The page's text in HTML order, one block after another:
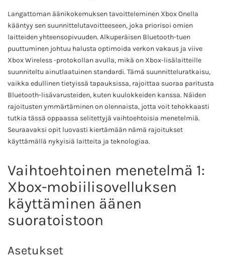
Langattoman äänikokemuksen tavoitteleminen Xbox Onella
kääntyy sen suunnittelutavoitteeseen, joka priorisoi omien
laitteiden yhteensopivuuden. Alkuperäisen Bluetooth-tuen
puuttuminen johtuu halusta optimoida verkon vakaus ja viive
Xbox Wireless -protokollan avulla, mikä on Xbox-lisälaitteille
suunniteltu ainutlaatuinen standardi. Tämä suunnitteluratkaisu,
vaikka edullinen tietyissä tapauksissa, rajoittaa suoraa paritusta
Bluetooth-lisävarusteiden, kuten kuulokkeiden kanssa. Näiden
rajoitusten ymmärtäminen on olennaista, jotta voit tehokkaasti
tutkia tässä oppaassa selitettyjä vaihtoehtoisia menetelmiä.
Seuraavaksi opit luovasti kiertämään nämä rajoitukset
käyttämällä nykyisiä laitteita ja teknologiaa.
Vaihtoehtoinen menetelmä 1:
Xbox-mobiilisovelluksen
käyttäminen äänen
suoratoistoon
Asetukset